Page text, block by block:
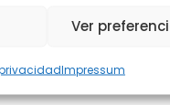
Ver
Impressum